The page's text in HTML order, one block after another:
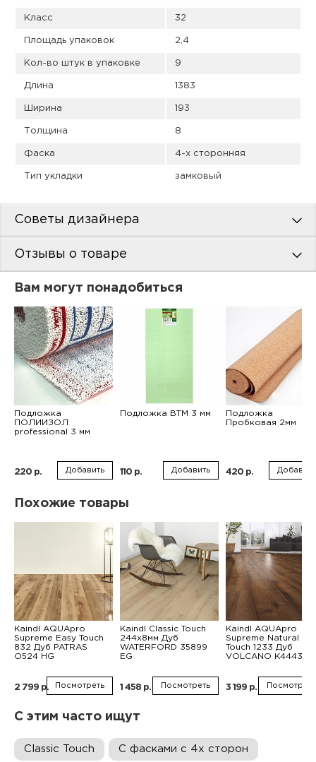
Класс 32
Площадь упаковок 2,4
Кол-во штук в упаковке 9
Длина 1383
Ширина 193
Толщина 8
Фаска 4-х сторонняя
Тип укладки замковый
Советы дизайнера
Отзывы о товаре
Вам могут понадобиться
Подложка
ПОЛИИЗОЛ
professional 3 мм
220 р. Добавить
Подложка ВТМ 3 мм
110 р. Добавить
Подложка
Пробковая 2мм
420 р. Добавить
Похожие товары
Kaindl AQUApro
Supreme Easy Touch
832 Дуб PATRAS
О524 HG
2 799 р. Посмотреть
Kaindl Classic Touch
244x8мм Дуб
WATERFORD 35899
EG
1 458 р. Посмотреть
Kaindl AQUApro
Supreme Natural
Touch 1233 Дуб
VOLCANO K4443
3 199 р. Посмотреть
С этим часто ищут
Classic Touch С фасками с 4х сторон